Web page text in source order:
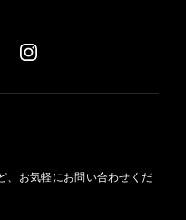
、お気軽にお問い合わせくだ